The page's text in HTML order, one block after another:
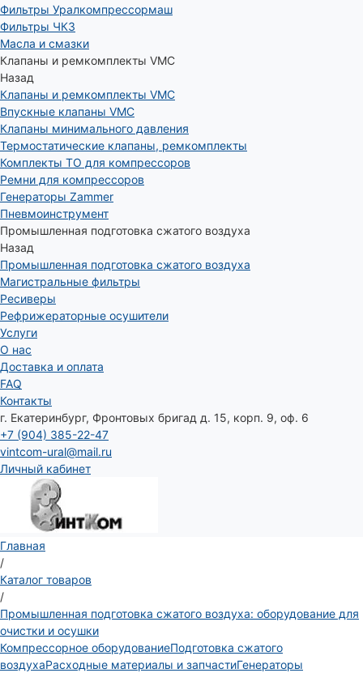
Фильтры Уралкомпрессормаш
Фильтры ЧКЗ
Масла и смазки
Клапаны и ремкомплекты VMC
Назад
Клапаны и ремкомплекты VMC
Впускные клапаны VMC
Клапаны минимального давления
Термостатические клапаны, ремкомплекты
Комплекты ТО для компрессоров
Ремни для компрессоров
Генераторы Zammer
Пневмоинструмент
Промышленная подготовка сжатого воздуха
Назад
Промышленная подготовка сжатого воздуха
Магистральные фильтры
Ресиверы
Рефрижераторные осушители
Услуги
О нас
Доставка и оплата
FAQ
Контакты
г. Екатеринбург, Фронтовых бригад д. 15, корп. 9, оф. 6
+7 (904) 385-22-47
vintcom-ural@mail.ru
Личный кабинет
Главная
/
Каталог товаров
/
Промышленная подготовка сжатого воздуха: оборудование для
очистки и осушки
Компрессорное оборудованиеПодготовка сжатого
воздухаРасходные материалы и запчастиГенераторы